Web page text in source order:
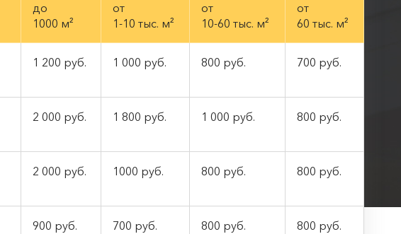
до
1000 м²
от
1-10 тыс. м²
от
10-60 тыс. м²
от
60 тыс. м²
1 200 руб. 1 000 руб. 800 руб. 700 руб.
2 000 руб. 1 800 руб. 1 000 руб. 800 руб.
2 000 руб. 1000 руб. 800 руб. 800 руб.
900 руб. 700 руб. 800 руб. 800 руб.